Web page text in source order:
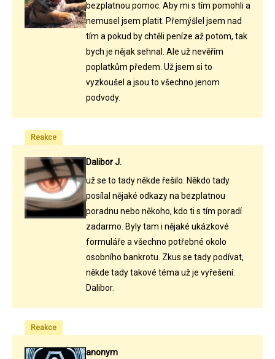
bezplatnou pomoc. Aby mi s tím pomohli a
nemusel jsem platit. Přemýšlel jsem nad
tím a pokud by chtěli peníze až potom, tak
bych je nějak sehnal. Ale už nevěřím
poplatkům předem. Už jsem si to
vyzkoušel a jsou to všechno jenom
podvody.
Reakce
Dalibor J.
už se to tady někde řešilo. Někdo tady
posílal nějaké odkazy na bezplatnou
poradnu nebo někoho, kdo ti s tím poradí
zadarmo. Byly tam i nějaké ukázkové
formuláře a všechno potřebné okolo
osobního bankrotu. Zkus se tady podívat,
někde tady takové téma už je vyřešení.
Dalibor.
Reakce
anonym